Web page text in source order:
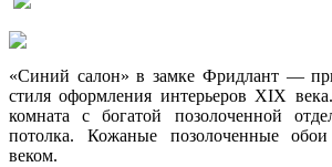
«Синий салон» в замке Фридлант —
стиля оформления интерьеров XIX века.
комната с богатой позолоченной
потолка. Кожаные позолоченные
веком.